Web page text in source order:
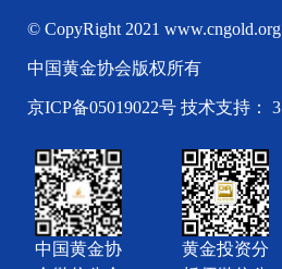
© CopyRight 2021
中国黄金协会版权所有
京ICP备05019022号技术支持：
中国黄金协
黄金投资分